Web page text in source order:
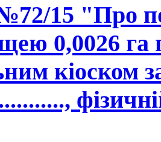
15 "Про
0,0026 га
кіоском